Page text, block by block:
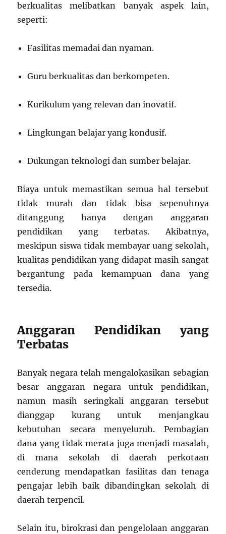
berkualitas melibatkan banyak aspek lain,
seperti:
Fasilitas memadai dan nyaman.
Guru berkualitas dan berkompeten.
Kurikulum yang relevan dan inovatif.
Lingkungan belajar yang kondusif.
Dukungan teknologi dan sumber belajar.
Biaya untuk memastikan semua hal tersebut
tidak murah dan tidak bisa sepenuhnya
ditanggung hanya dengan anggaran
pendidikan yang terbatas. Akibatnya,
meskipun siswa tidak membayar uang sekolah,
kualitas pendidikan yang didapat masih sangat
bergantung pada kemampuan dana yang
tersedia.
Anggaran Pendidikan yang
Terbatas
Banyak negara telah mengalokasikan sebagian
besar anggaran negara untuk pendidikan,
namun masih seringkali anggaran tersebut
dianggap kurang untuk menjangkau
kebutuhan secara menyeluruh. Pembagian
dana yang tidak merata juga menjadi masalah,
di mana sekolah di daerah perkotaan
cenderung mendapatkan fasilitas dan tenaga
pengajar lebih baik dibandingkan sekolah di
daerah terpencil.
Selain itu, birokrasi dan pengelolaan anggaran